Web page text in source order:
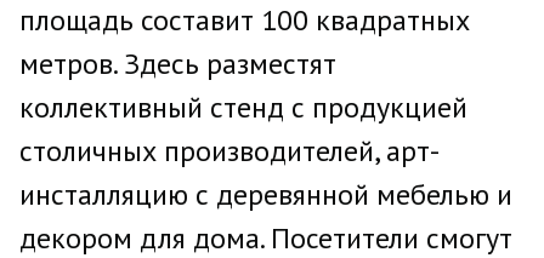
площадь составит 100 квадратных
метров. Здесь разместят
коллективный стенд с продукцией
столичных производителей, арт-
инсталляцию с деревянной мебелью и
декором для дома. Посетители смогут